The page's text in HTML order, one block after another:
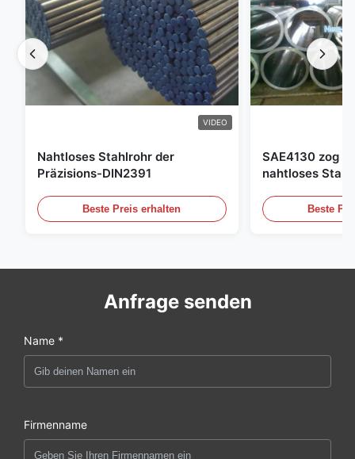
VIDEO
Nahtloses Stahlrohr der
Präzisions-DIN2391
Beste Preis erhalten
SAE4130 zog
nahtloses
Beste
Anfrage senden
Name *
Firmenname